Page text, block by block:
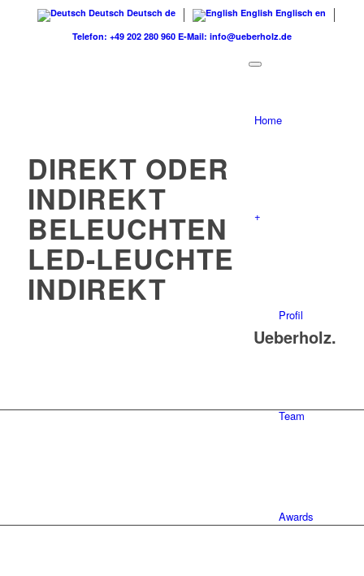
Deutsch Deutsch de English Englisch en
Telefon: +49 202 280 960 E-Mail: info@ueberholz.de
Home
+
Profil
Team
Awards
DIREKT ODER
INDIREKT
BELEUCHTEN
LED-LEUCHTE
INDIREKT
Ueberholz.